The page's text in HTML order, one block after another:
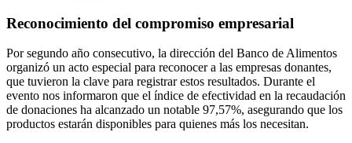
Reconocimiento del compromiso empresarial
Por segundo año consecutivo, la dirección del Banco de Alimentos
organizó un acto especial para reconocer a las empresas donantes,
que tuvieron la clave para registrar estos resultados. Durante el
evento nos informaron que el índice de efectividad en la recaudación
de donaciones ha alcanzado un notable 97,57%, asegurando que los
productos estarán disponibles para quienes más los necesitan.